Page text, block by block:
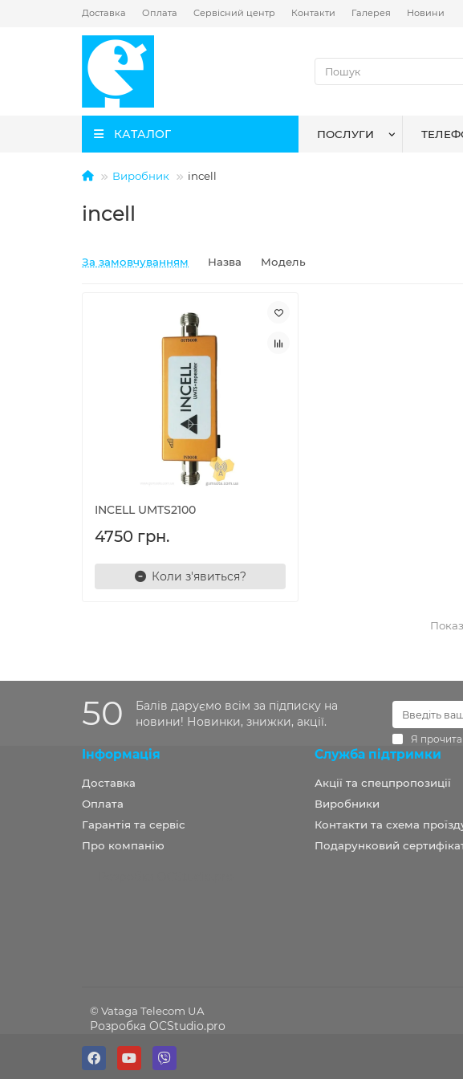
Доставка Оплата Сервісний центр Контакти Галерея Новини
КАТАЛОГ ПОСЛУГИ
Виробник incell
incell
За замовчуванням Назва Модель
INCELL UMTS2100
4750 грн.
Коли з'явиться?
50
Балів даруємо всім за підписку на
новини! Новинки, знижки, акції.
Я
Інформація
Доставка
Оплата
Гарантія та сервіс
Про компанію
Служба підтримки
Акції та спецпропозиції
Виробники
Контакти та схема
Подарунковий
© Vataga Telecom UA
Розробка OCStudio.pro